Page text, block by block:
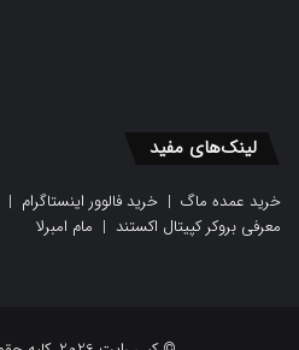
لینک‌های مفید
خرید عمده ماگ | خرید فالوور اینستاگرام |
معرفی بروکر کپیتال اکستند | مام امبرلا